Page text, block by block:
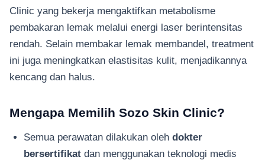
Clinic yang bekerja mengaktifkan metabolisme
pembakaran lemak melalui energi laser berintensitas
rendah. Selain membakar lemak membandel, treatment
ini juga meningkatkan elastisitas kulit, menjadikannya
kencang dan halus.
Mengapa Memilih Sozo Skin Clinic?
Semua perawatan dilakukan oleh dokter
bersertifikat dan menggunakan teknologi medis